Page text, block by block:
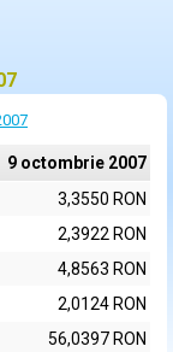
9 octombrie 2007
3,3550 RON
2,3922 RON
4,8563 RON
2,0124 RON
56,0397 RON